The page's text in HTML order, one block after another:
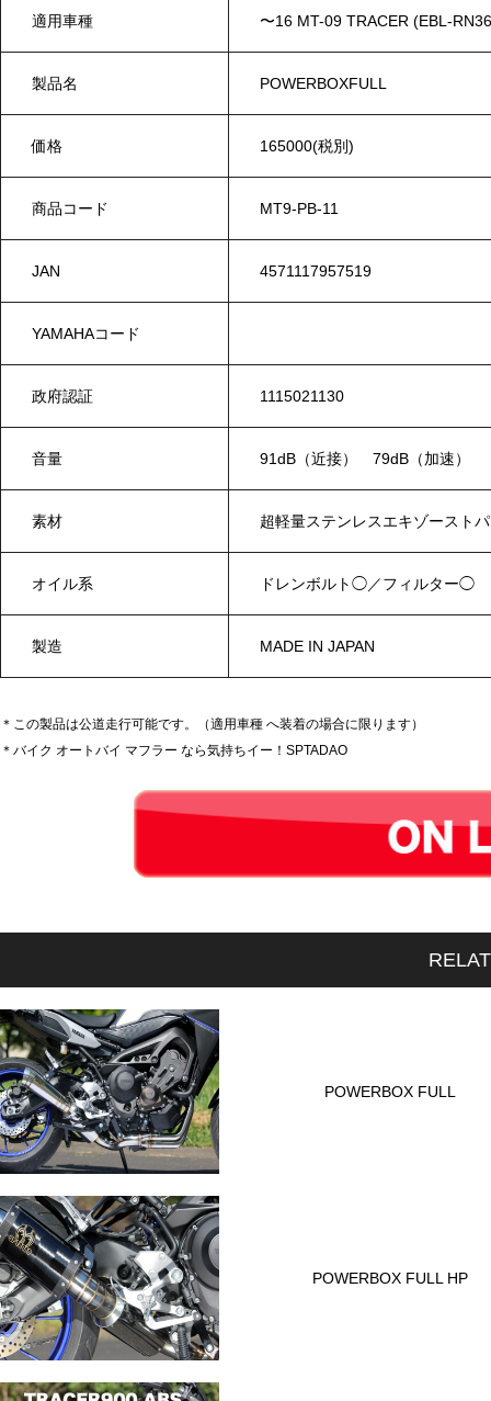
適用車種 〜16 MT-09 TRACER (EBL-
製品名 POWERBOXFULL
価格 165000(税別)
商品コード MT9-PB-11
JAN 4571117957519
YAMAHAコード
政府認証 1115021130
音量 91dB（近接） 79dB（加速）
素材 超軽量ステンレスエキゾースト
オイル系 ドレンボルト◯／フィルター◯
製造 MADE IN JAPAN
＊この製品は公道走行可能です。（適用車種 へ装着の場合に限ります）
＊バイク オートバイ マフラー なら気持ちイー！SPTADAO
POWERBOX FULL
POWERBOX FULL HP